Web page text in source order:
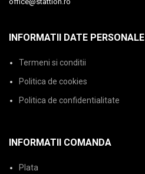
INFORMATII DATE PERSONALE
Termeni si conditii
Politica de cookies
Politica de confidentialitate
INFORMATII COMANDA
Plata